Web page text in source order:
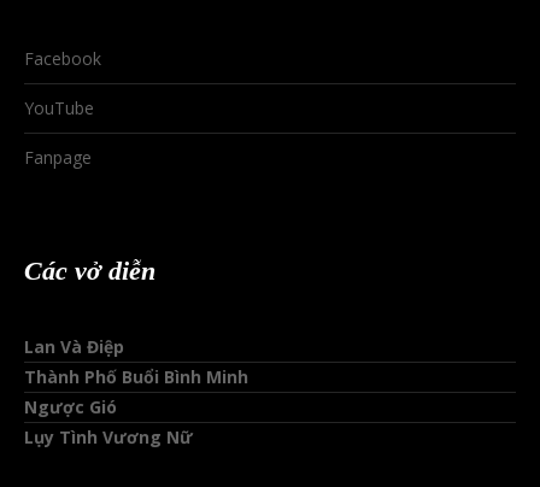
Facebook
YouTube
Fanpage
Các vở diễn
Lan Và Điệp
Thành Phố Buổi Bình Minh
Ngược Gió
Lụy Tình Vương Nữ